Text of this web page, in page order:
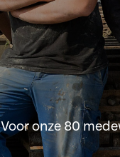
Voor onze 80